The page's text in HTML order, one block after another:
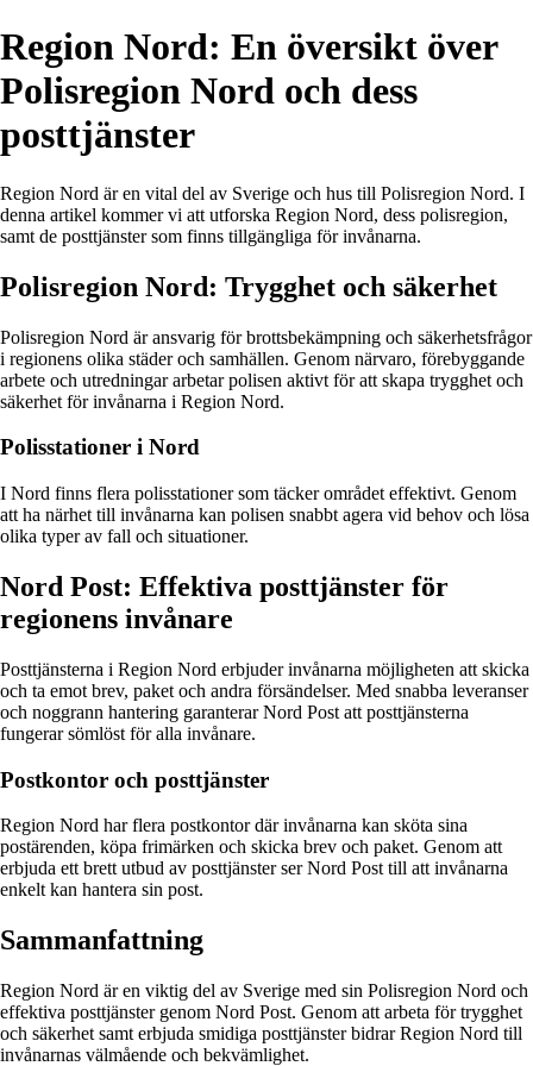
Region Nord: En översikt över
Polisregion Nord och dess
posttjänster
Region Nord är en vital del av Sverige och hus till Polisregion Nord. I
denna artikel kommer vi att utforska Region Nord, dess polisregion,
samt de posttjänster som finns tillgängliga för invånarna.
Polisregion Nord: Trygghet och säkerhet
Polisregion Nord är ansvarig för brottsbekämpning och säkerhetsfrågor
i regionens olika städer och samhällen. Genom närvaro, förebyggande
arbete och utredningar arbetar polisen aktivt för att skapa trygghet och
säkerhet för invånarna i Region Nord.
Polisstationer i Nord
I Nord finns flera polisstationer som täcker området effektivt. Genom
att ha närhet till invånarna kan polisen snabbt agera vid behov och lösa
olika typer av fall och situationer.
Nord Post: Effektiva posttjänster för
regionens invånare
Posttjänsterna i Region Nord erbjuder invånarna möjligheten att skicka
och ta emot brev, paket och andra försändelser. Med snabba leveranser
och noggrann hantering garanterar Nord Post att posttjänsterna
fungerar sömlöst för alla invånare.
Postkontor och posttjänster
Region Nord har flera postkontor där invånarna kan sköta sina
postärenden, köpa frimärken och skicka brev och paket. Genom att
erbjuda ett brett utbud av posttjänster ser Nord Post till att invånarna
enkelt kan hantera sin post.
Sammanfattning
Region Nord är en viktig del av Sverige med sin Polisregion Nord och
effektiva posttjänster genom Nord Post. Genom att arbeta för trygghet
och säkerhet samt erbjuda smidiga posttjänster bidrar Region Nord till
invånarnas välmående och bekvämlighet.